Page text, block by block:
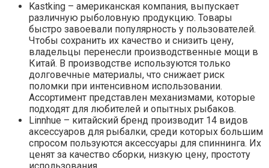
Kastking – американская компания, выпускает
различную рыболовную продукцию. Товары
быстро завоевали популярность у пользователей.
Чтобы сохранить их качество и снизить цену,
владельцы перенесли производственные мощи в
Китай. В производстве используются только
долговечные материалы, что снижает риск
поломки при интенсивном использовании.
Ассортимент представлен механизмами, которые
подходят для любителей и опытных рыбаков.
Linnhue – китайский бренд производит 14 видов
аксессуаров для рыбалки, среди которых большим
спросом пользуются аксессуары для спиннинга. Их
ценят за качество сборки, низкую цену, простоту